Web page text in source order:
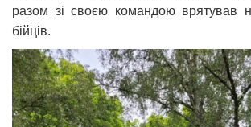
разом зі своєю командою врятував
бійців.